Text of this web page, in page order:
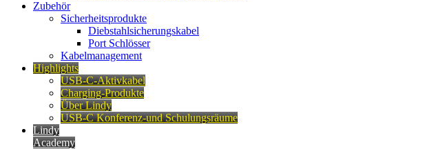
Zubehör
Sicherheitsprodukte
Diebstahlsicherungskabel
Port Schlösser
Kabelmanagement
Highlights
USB-C-Aktivkabel
Charging-Produkte
Über Lindy
USB-C Konferenz-und Schulungsräume
Lindy
Academy